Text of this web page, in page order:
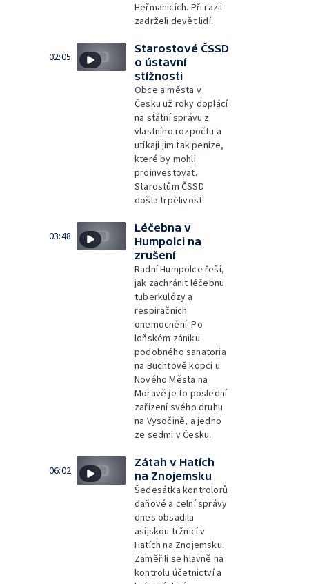
Heřmanicích. Při razii
zadrželi devět lidí.
02:05
Starostové ČSSD
o ústavní
stížnosti
Obce a města v
Česku už roky doplácí
na státní správu z
vlastního rozpočtu a
utíkají jim tak peníze,
které by mohli
proinvestovat.
Starostům ČSSD
došla trpělivost.
03:48
Léčebna v
Humpolci na
zrušení
Radní Humpolce řeší,
jak zachránit léčebnu
tuberkulózy a
respiračních
onemocnění. Po
loňském zániku
podobného sanatoria
na Buchtově kopci u
Nového Města na
Moravě je to poslední
zařízení svého druhu
na Vysočině, a jedno
ze sedmi v Česku.
06:02
Zátah v Hatích
na Znojemsku
Šedesátka kontrolorů
daňové a celní správy
dnes obsadila
asijskou tržnicí v
Hatích na Znojemsku.
Zaměřili se hlavně na
kontrolu účetnictví a